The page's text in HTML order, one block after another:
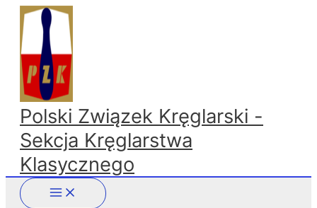
Przejdź
treści
Polski Związek Kręglarski -
Sekcja Kręglarstwa
Klasycznego